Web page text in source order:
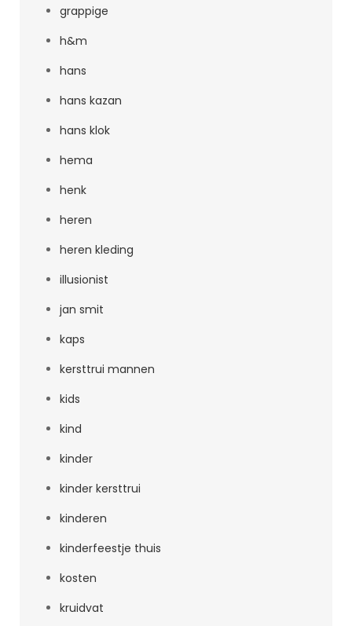
grappige
h&m
hans
hans kazan
hans klok
hema
henk
heren
heren kleding
illusionist
jan smit
kaps
kersttrui mannen
kids
kind
kinder
kinder kersttrui
kinderen
kinderfeestje thuis
kosten
kruidvat